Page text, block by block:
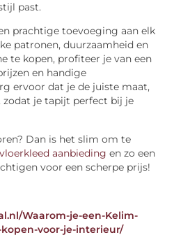
past.
prachtige toevoeging aan elk
patronen, duurzaamheid en
te kopen, profiteer je van een
en handige
ervoor dat je de juiste maat,
zodat je tapijt perfect bij je
Dan is het slim om te
aanbieding en zo een
voor een scherpe prijs!
Waarom-je-een-Kelim-
voor-je-interieur/